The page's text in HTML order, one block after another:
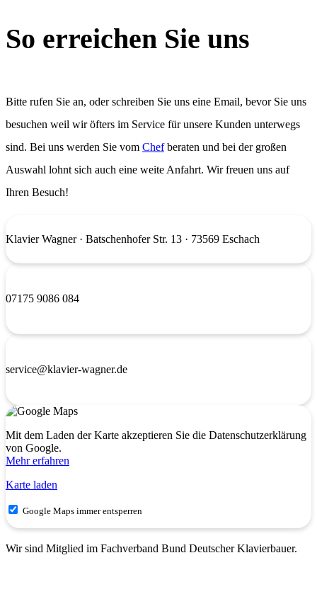
So erreichen Sie uns
Bitte rufen Sie an, oder schreiben Sie uns eine Email, bevor Sie uns
besuchen weil wir öfters im Service für unsere Kunden unterwegs
sind. Bei uns werden Sie vom Chefberaten und bei der großen
Auswahl lohnt sich auch eine weite Anfahrt. Wir freuen uns auf
Ihren Besuch!
Klavier Wagner· Batschenhofer Str. 13 · 73569 Eschach
07175 9086 084
service@klavier-wagner.de
Mit dem Laden der Karte akzeptieren Sie die Datenschutzerklärung
von Google.
Mehr erfahren
Karte laden
Google Maps immer entsperren
Wir sind Mitglied im Fachverband Bund Deutscher Klavierbauer.